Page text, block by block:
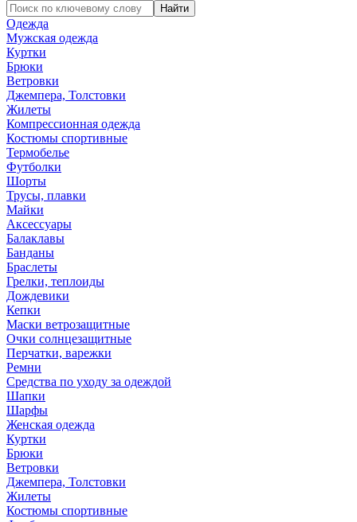
Найти
Одежда
Мужская одежда
Куртки
Брюки
Ветровки
Джемпера, Толстовки
Жилеты
Компрессионная одежда
Костюмы спортивные
Термобелье
Футболки
Шорты
Трусы, плавки
Майки
Аксессуары
Балаклавы
Банданы
Браслеты
Грелки, теплоиды
Дождевики
Кепки
Маски ветрозащитные
Очки солнцезащитные
Перчатки, варежки
Ремни
Средства по уходу за одеждой
Шапки
Шарфы
Женская одежда
Куртки
Брюки
Ветровки
Джемпера, Толстовки
Жилеты
Костюмы спортивные